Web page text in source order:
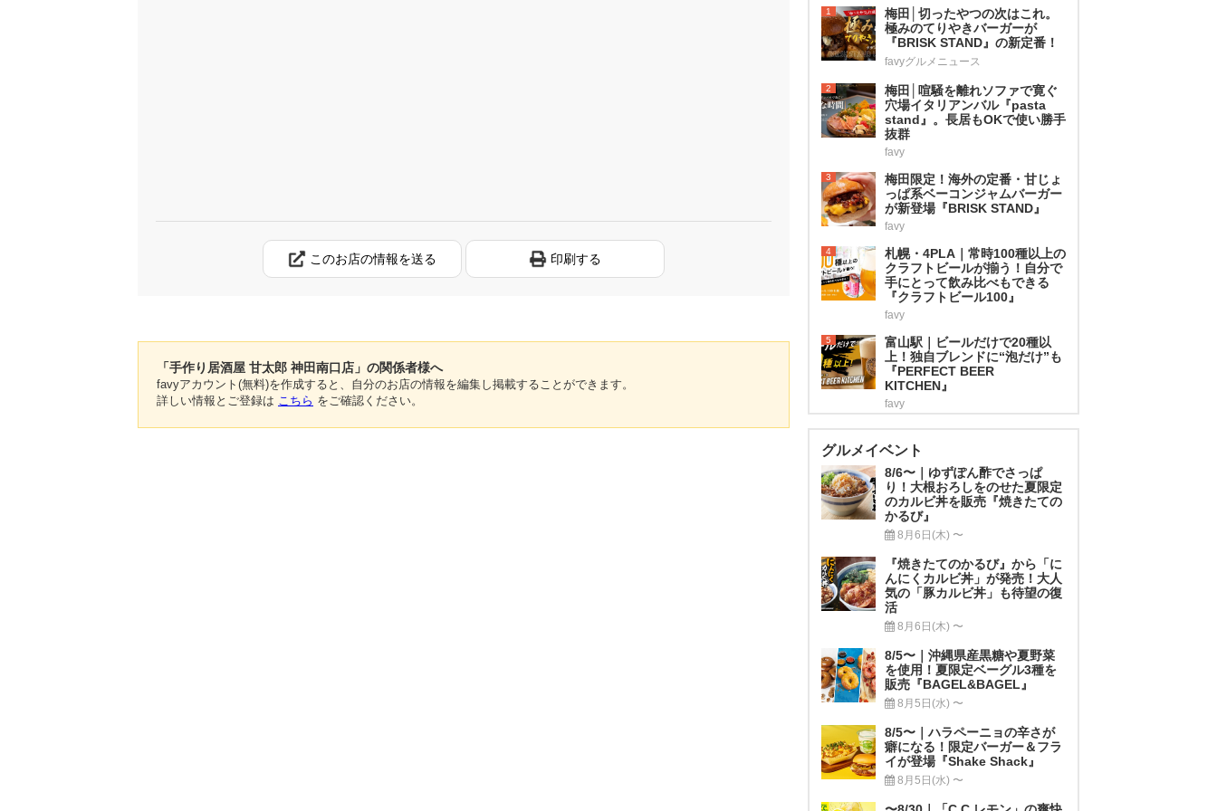
このお店の情報を送る 印刷する
「手作り居酒屋 甘太郎 神田南口店」の関係者様へ
favyアカウント(無料)を作成すると、自分のお店の情報を編集し掲載することができます。
詳しい情報とご登録は こちら をご確認ください。
1
梅田│切ったやつの次はこれ。
極みのてりやきバーガーが
『BRISK STAND』の新定番！
favyグルメニュース
2
梅田│喧騒を離れソファで寛ぐ
穴場イタリアンバル『pasta
stand』。長居もOKで使い勝手
抜群
favy
3
梅田限定！海外の定番・甘じょ
っぱ系ベーコンジャムバーガー
が新登場『BRISK STAND』
favy
4
札幌・4PLA｜常時100種以上の
クラフトビールが揃う！自分で
手にとって飲み比べもできる
『クラフトビール100』
favy
5
富山駅｜ビールだけで20種以
上！独自ブレンドに“泡だけ”も
『PERFECT BEER
KITCHEN』
favy
グルメイベント
8/6〜｜ゆずぽん酢でさっぱ
り！大根おろしをのせた夏限定
のカルビ丼を販売『焼きたての
かるび』
8月6日(木) 〜
『焼きたてのかるび』から「に
んにくカルビ丼」が発売！大人
気の「豚カルビ丼」も待望の復
活
8月6日(木) 〜
8/5〜｜沖縄県産黒糖や夏野菜
を使用！夏限定ベーグル3種を
販売『BAGEL&BAGEL』
8月5日(水) 〜
8/5〜｜ハラペーニョの辛さが
癖になる！限定バーガー＆フラ
イが登場『Shake Shack』
8月5日(水) 〜